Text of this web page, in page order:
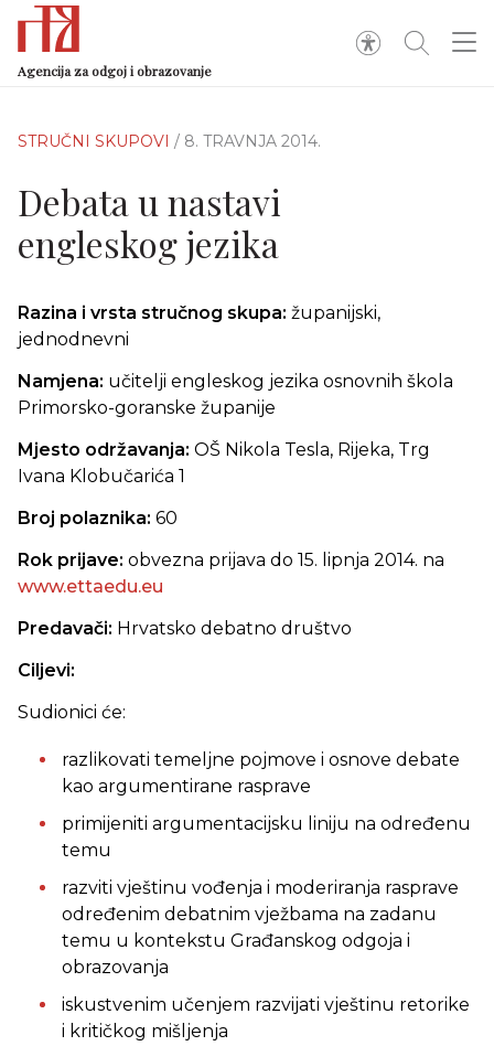
Agencija za odgoj i obrazovanje
STRUČNI SKUPOVI / 8. TRAVNJA 2014.
Debata u nastavi
engleskog jezika
Razina i vrsta stručnog skupa: županijski,
jednodnevni
Namjena: učitelji engleskog jezika osnovnih škola
Primorsko-goranske županije
Mjesto održavanja: OŠ Nikola Tesla, Rijeka, Trg
Ivana Klobučarića 1
Broj polaznika: 60
Rok prijave: obvezna prijava do 15. lipnja 2014. na
www.ettaedu.eu
Predavači: Hrvatsko debatno društvo
Ciljevi:
Sudionici će:
razlikovati temeljne pojmove i osnove debate
kao argumentirane rasprave
primijeniti argumentacijsku liniju na određenu
temu
razviti vještinu vođenja i moderiranja rasprave
određenim debatnim vježbama na zadanu
temu u kontekstu Građanskog odgoja i
obrazovanja
iskustvenim učenjem razvijati vještinu retorike
i kritičkog mišljenja